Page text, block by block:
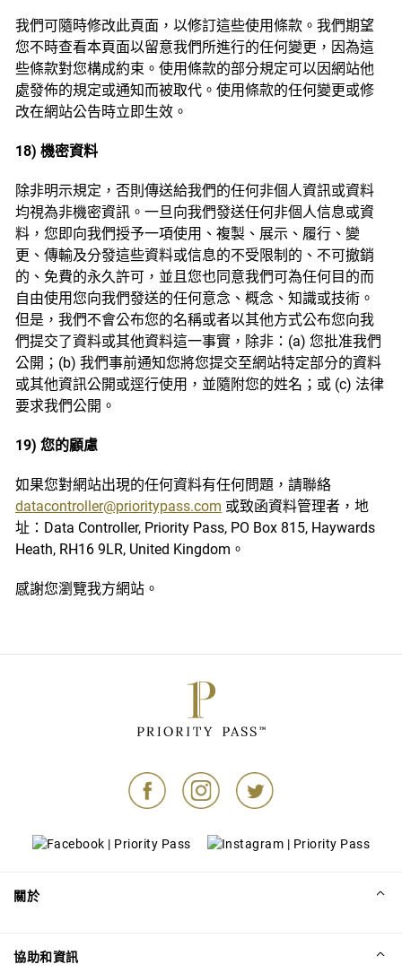
我們可隨時修改此頁面，以修訂這些使用條款。我們期望
您不時查看本頁面以留意我們所進行的任何變更，因為這
些條款對您構成約束。使用條款的部分規定可以因網站他
處發佈的規定或通知而被取代。使用條款的任何變更或修
改在網站公告時立即生效。
18) 機密資料
除非明示規定，否則傳送給我們的任何非個人資訊或資料
均視為非機密資訊。一旦向我們發送任何非個人信息或資
料，您即向我們授予一項使用、複製、展示、履行、變
更、傳輸及分發這些資料或信息的不受限制的、不可撤銷
的、免費的永久許可，並且您也同意我們可為任何目的而
自由使用您向我們發送的任何意念、概念、知識或技術。
但是，我們不會公布您的名稱或者以其他方式公布您向我
們提交了資料或其他資料這一事實，除非：(a) 您批准我們
公開；(b) 我們事前通知您將您提交至網站特定部分的資料
或其他資訊公開或逕行使用，並隨附您的姓名；或 (c) 法律
要求我們公開。
19) 您的顧慮
如果您對網站出現的任何資料有任何問題，請聯絡
datacontroller@prioritypass.com 或致函資料管理者，地
址：Data Controller, Priority Pass, PO Box 815, Haywards
Heath, RH16 9LR, United Kingdom。
感謝您瀏覽我方網站。
關於
協助和資訊